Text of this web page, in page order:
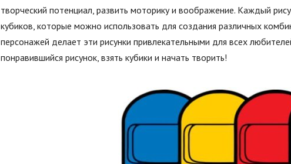
творческий потенциал, развить моторику и воображение. Каждый
кубиков, которые можно использовать для создания различных
персонажей делает эти рисунки привлекательными для всех
понравившийся рисунок, взять кубики и начать творить!